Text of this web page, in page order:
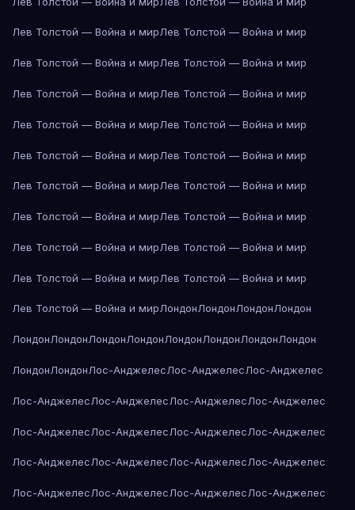
Лев Толстой — Война и мирЛев Толстой — Война и мир
Лев Толстой — Война и мирЛев Толстой — Война и мир
Лев Толстой — Война и мирЛев Толстой — Война и мир
Лев Толстой — Война и мирЛев Толстой — Война и мир
Лев Толстой — Война и мирЛев Толстой — Война и мир
Лев Толстой — Война и мирЛев Толстой — Война и мир
Лев Толстой — Война и мирЛев Толстой — Война и мир
Лев Толстой — Война и мирЛев Толстой — Война и мир
Лев Толстой — Война и мирЛев Толстой — Война и мир
Лев Толстой — Война и мирЛондонЛондонЛондонЛондон
ЛондонЛондонЛондонЛондонЛондонЛондонЛондонЛондон
ЛондонЛондонЛос-АнджелесЛос-АнджелесЛос-Анджелес
Лос-АнджелесЛос-АнджелесЛос-АнджелесЛос-Анджелес
Лос-АнджелесЛос-АнджелесЛос-АнджелесЛос-Анджелес
Лос-АнджелесЛос-АнджелесЛос-АнджелесЛос-Анджелес
Лос-АнджелесЛос-АнджелесЛос-АнджелесЛос-Анджелес